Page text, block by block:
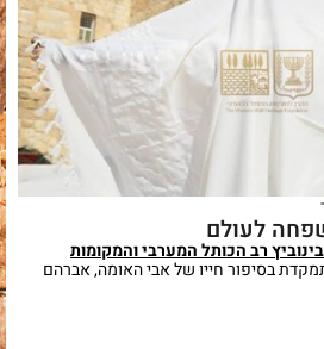
לעולם
רב הכותל המערבי והמקומות
בסיפור חייו של אבי האומה, אברהם